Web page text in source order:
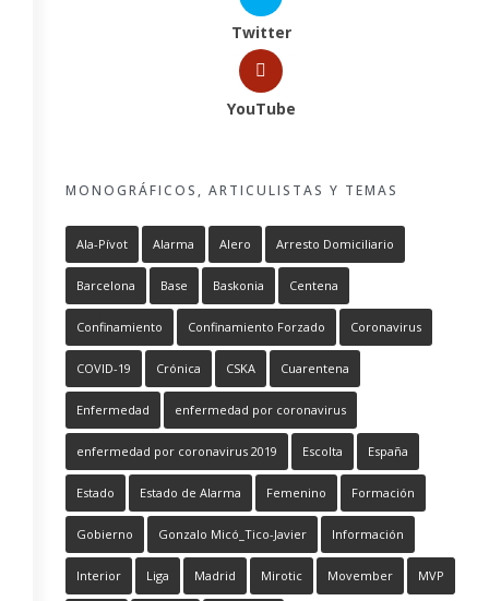
Twitter
YouTube
MONOGRÁFICOS, ARTICULISTAS Y TEMAS
Ala-Pívot Alarma Alero Arresto Domiciliario
Barcelona Base Baskonia Centena
Confinamiento Confinamiento Forzado Coronavirus
COVID-19 Crónica CSKA Cuarentena
Enfermedad enfermedad por coronavirus
enfermedad por coronavirus 2019 Escolta España
Estado Estado de Alarma Femenino Formación
Gobierno Gonzalo Micó_Tico-Javier Información
Interior Liga Madrid Mirotic Movember MVP